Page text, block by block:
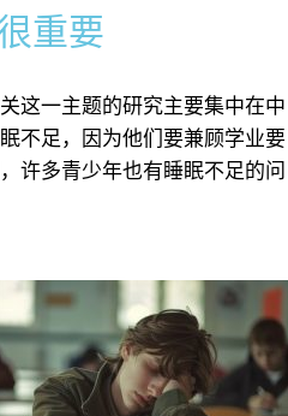
重要
这一主题的研究主要集中在中
不足，因为他们要兼顾学业要
许多青少年也有睡眠不足的问